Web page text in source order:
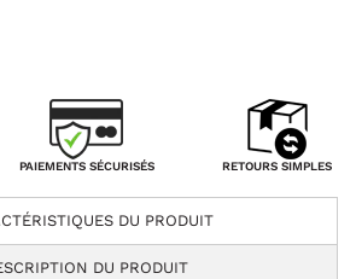
PAIEMENTS SÉCURISÉS RETOURS SIMPLES
DU PRODUIT
DU PRODUIT